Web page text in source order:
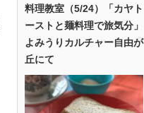
料理教室（5/24）「カヤト
ーストと麺料理で旅気分」
よみうりカルチャー自由が
丘にて